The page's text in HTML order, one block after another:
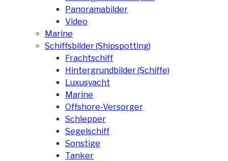
Panoramabilder
Video
Marine
Schiffsbilder (Shipspotting)
Frachtschiff
Hintergrundbilder (Schiffe)
Luxusyacht
Marine
Offshore-Versorger
Schlepper
Segelschiff
Sonstige
Tanker